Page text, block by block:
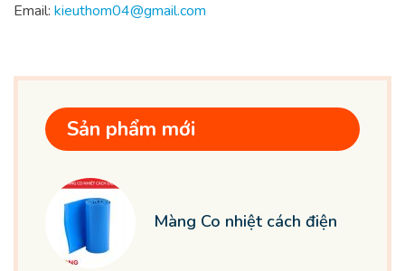
Email: kieuthom04@gmail.com
Sản phẩm mới
Màng Co nhiệt cách điện